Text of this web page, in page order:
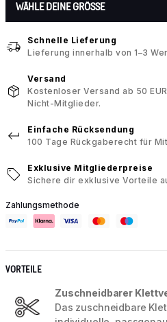
WÄHLE DEINE GRÖSSE
Schnelle Lieferung
Lieferung innerhalb von 1–3
Versand
Kostenloser Versand ab 50
Nicht-Mitglieder.
Einfache Rücksendung
100 Tage Rückgaberecht für
Exklusive Mitgliederpreise
Sichere dir exklusive Vorteile
Zahlungsmethode
VORTEILE
Zuschneidbarer
Das zuschneidbare